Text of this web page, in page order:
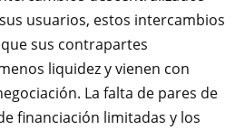
usuarios, estos intercambios
sus contrapartes
liquidez y vienen con
La falta de pares de
financiación limitadas y los